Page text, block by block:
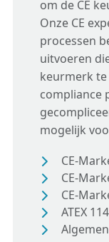
om de CE
Onze CE
processen
uitvoeren
keurmerk te
compliance
mogelijk
CE-
CE-
CE-
ATEX 114